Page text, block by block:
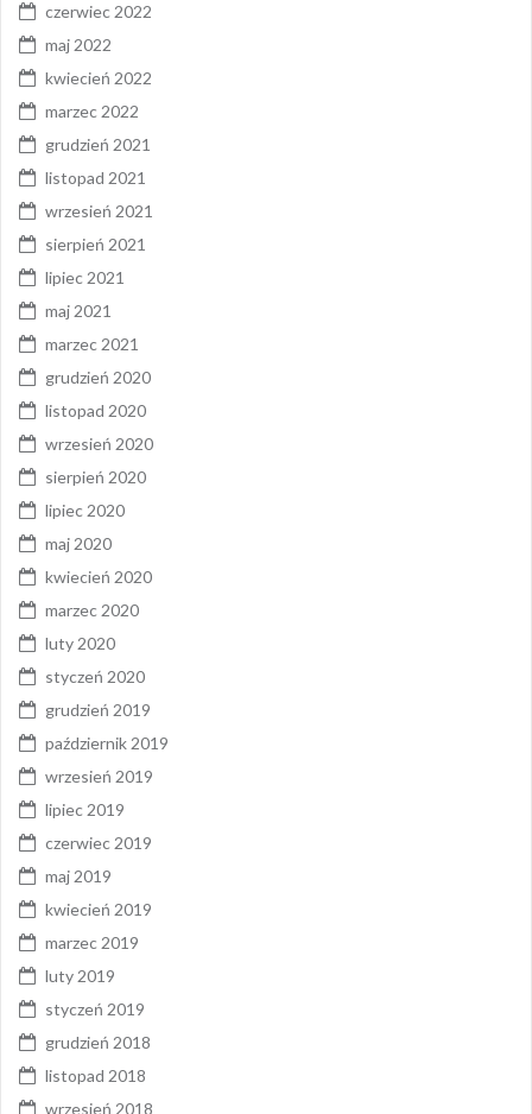
czerwiec 2022
maj 2022
kwiecień 2022
marzec 2022
grudzień 2021
listopad 2021
wrzesień 2021
sierpień 2021
lipiec 2021
maj 2021
marzec 2021
grudzień 2020
listopad 2020
wrzesień 2020
sierpień 2020
lipiec 2020
maj 2020
kwiecień 2020
marzec 2020
luty 2020
styczeń 2020
grudzień 2019
październik 2019
wrzesień 2019
lipiec 2019
czerwiec 2019
maj 2019
kwiecień 2019
marzec 2019
luty 2019
styczeń 2019
grudzień 2018
listopad 2018
wrzesień 2018